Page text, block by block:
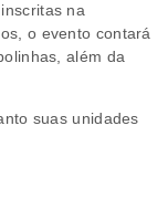
na
o evento contará
além da
suas unidades